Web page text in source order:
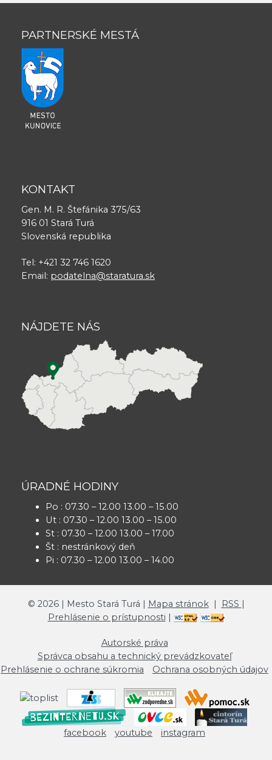
PARTNERSKÉ MESTÁ
KONTAKT
Gen. M. R. Štefánika 375/63
916 01 Stará Turá
Slovenská republika
Tel: +421 32 746 1620
Email: podatelna@staratura.sk
NÁJDETE NÁS
ÚRADNÉ HODINY
Po : 07.30 – 12.00 13.00 – 15.00
Ut : 07.30 – 12.00 13.00 – 15.00
St : 07.30 – 12.00 13.00 – 17.00
Št : nestránkový deň
Pi : 07.30 – 12.00 13.00 – 14.00
© 2026| Mesto Stará Turá | Mapa stránok| RSS |
Prehlásenie o prístupnosti |
Autorské práva
Správca obsahu a technický prevádzkovateľ
Prehlásenie o ochrane súkromia
Ochrana osobných údajov
facebook youtube instagram